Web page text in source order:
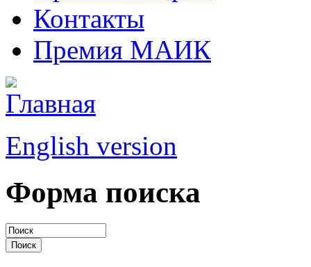
Контакты
Премия МАИК
English version
Форма поиска